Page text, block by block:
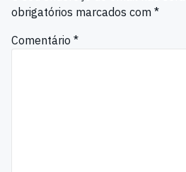
obrigatórios marcados com *
Comentário *